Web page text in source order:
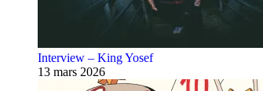
Interview – King Yosef
13 mars 2026